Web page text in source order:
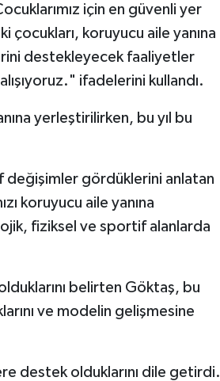
için en güvenli yer
çocukları, koruyucu aile yanına
destekleyecek faaliyetler
ifadelerini kullandı.
yerleştirilirken, bu yıl bu
değişimler gördüklerini anlatan
koruyucu aile yanına
fiziksel ve sportif alanlarda
belirten Göktaş, bu
ve modelin gelişmesine
destek olduklarını dile getirdi.